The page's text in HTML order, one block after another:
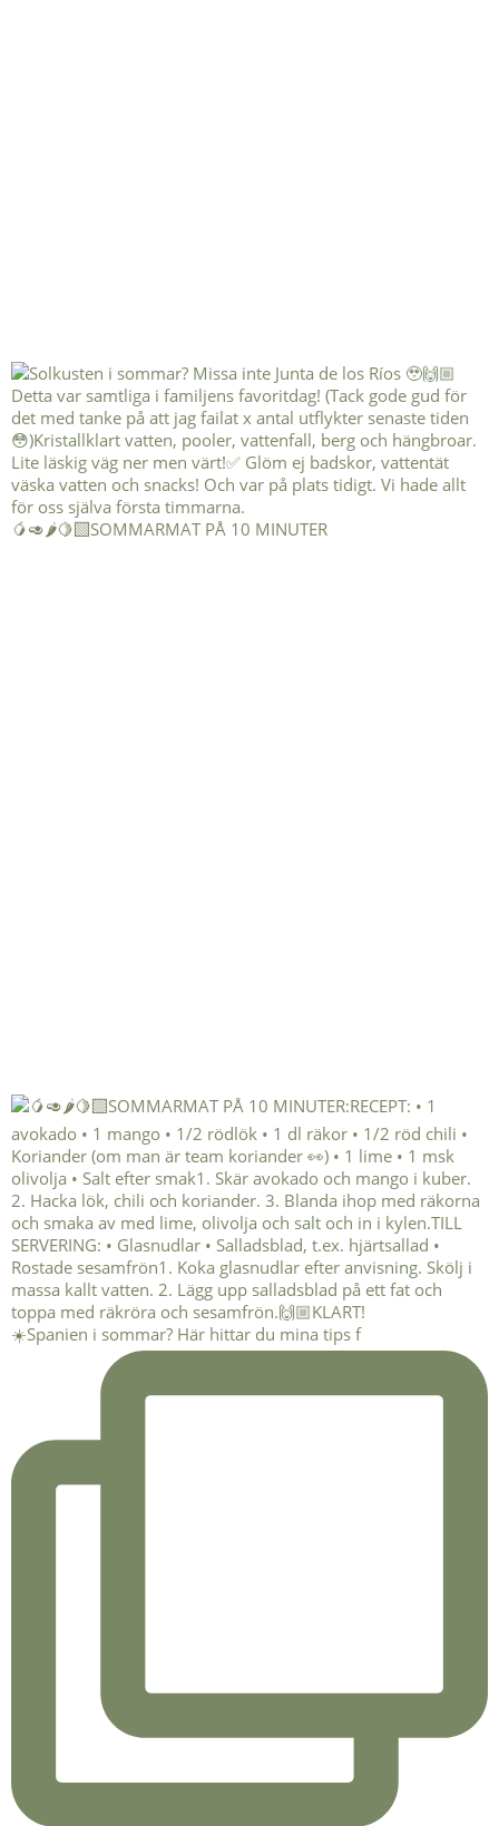
🥭🥑🌶️🍋‍🟩SOMMARMAT PÅ 10 MINUTER
☀️Spanien i sommar? Här hittar du mina tips f